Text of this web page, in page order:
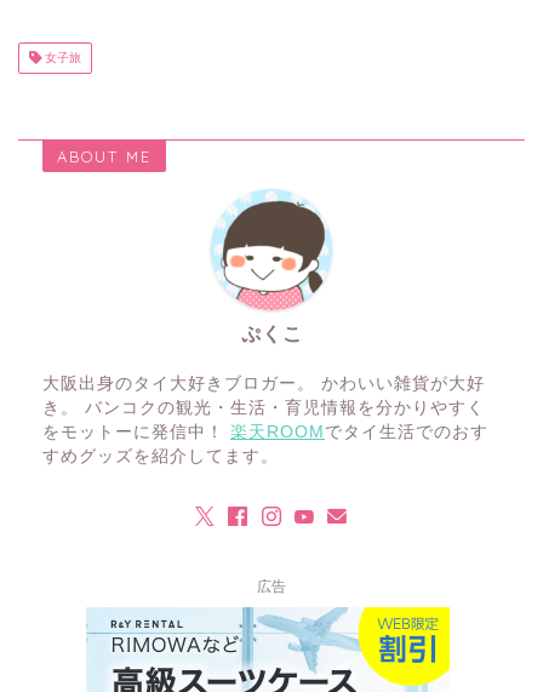
女子旅
ABOUT ME
ぷくこ
大阪出身のタイ大好きブロガー。 かわいい雑貨が大好
き。 バンコクの観光・生活・育児情報を分かりやすく
をモットーに発信中！ 楽天ROOM でタイ生活でのおす
すめグッズを紹介してます。
広告